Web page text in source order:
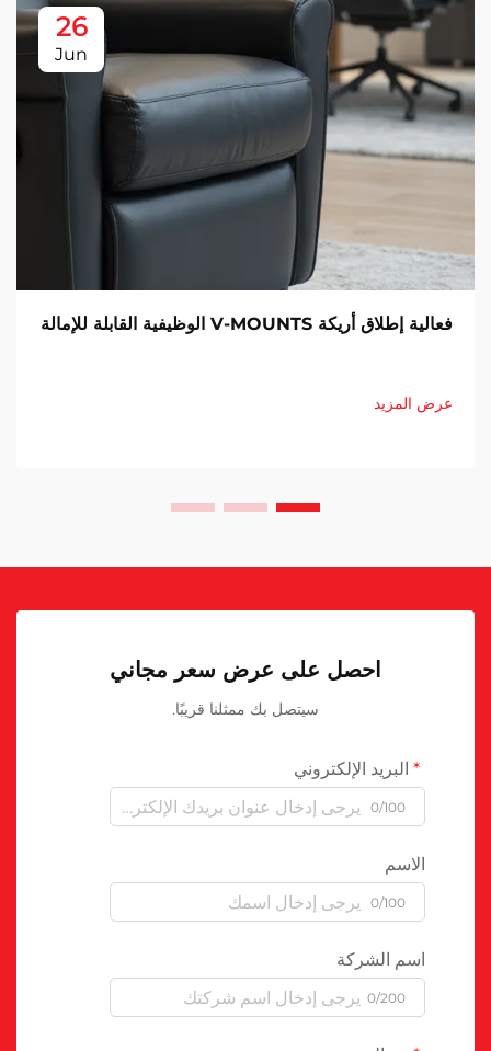
26
Jun
فعالية إطلاق أريكة V-MOUNTS الوظيفية القابلة للإمالة
عرض المزيد
احصل على عرض سعر مجاني
سيتصل بك ممثلنا قريبًا.
البريد الإلكتروني
0/100
الاسم
0/100
اسم الشركة
0/200